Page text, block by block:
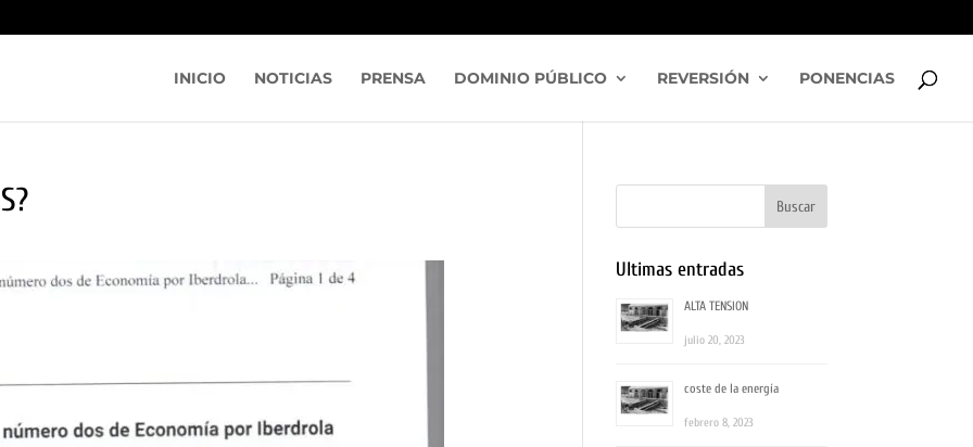
INICIO NOTICIAS PRENSA DOMINIO PÚBLICO REVERSIÓN PONENCIAS
Ultimas entradas
ALTA TENSION
julio 20, 2023
coste de la energía
febrero 8, 2023